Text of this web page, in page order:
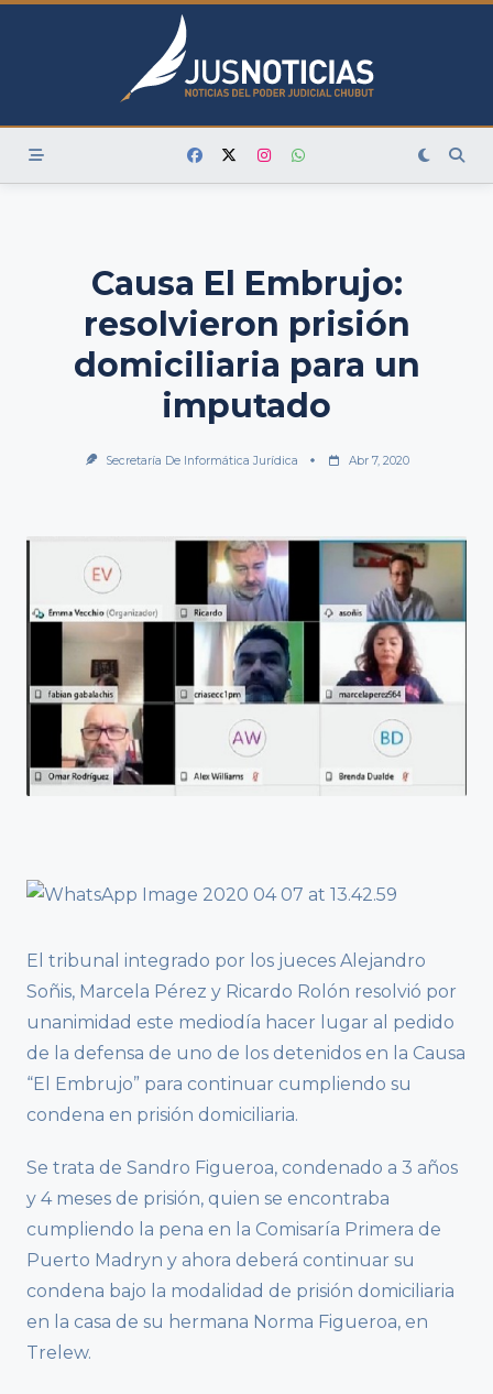
Skip
Causa El Embrujo:
resolvieron prisión
domiciliaria para un
imputado
Secretaría De Informática Jurídica Abr 7, 2020
El tribunal integrado por los jueces Alejandro
Soñis, Marcela Pérez y Ricardo Rolón resolvió por
unanimidad este mediodía hacer lugar al pedido
de la defensa de uno de los detenidos en la Causa
“El Embrujo” para continuar cumpliendo su
condena en prisión domiciliaria.
Se trata de Sandro Figueroa, condenado a 3 años
y 4 meses de prisión, quien se encontraba
cumpliendo la pena en la Comisaría Primera de
Puerto Madryn y ahora deberá continuar su
condena bajo la modalidad de prisión domiciliaria
en la casa de su hermana Norma Figueroa, en
Trelew.